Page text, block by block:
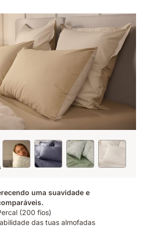
uma suavidade e
(200 fios)
das tuas almofadas